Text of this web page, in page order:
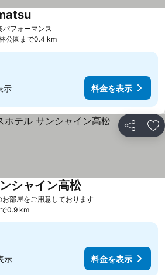
パフォーマンス
料金を表示
公園まで0.4 km
示 料金を表示
シェア お
お部屋をご用意しております料金を表示
シャイン高松
0.9 km
示 料金を表示